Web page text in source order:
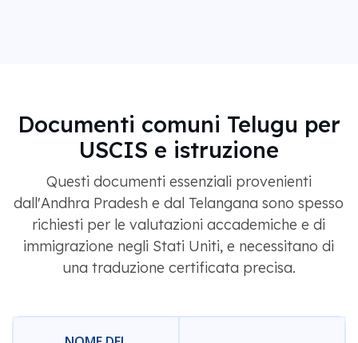
Documenti comuni Telugu per
USCIS e istruzione
Questi documenti essenziali provenienti
dall'Andhra Pradesh e dal Telangana sono spesso
richiesti per le valutazioni accademiche e di
immigrazione negli Stati Uniti, e necessitano di
una traduzione certificata precisa.